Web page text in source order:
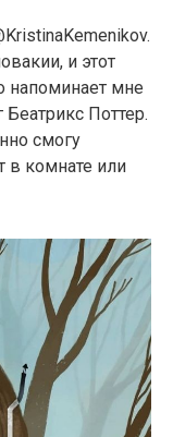
и этот
напоминает мне
Поттер.
смогу
в комнате или